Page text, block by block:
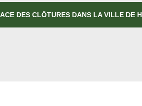
DES CLÔTURES DANS LA VILLE DE